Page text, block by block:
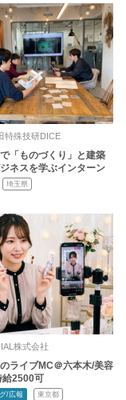
特殊技研DICE
「ものづくり」と建築
ネスを学ぶインターン
埼玉県
株式会社
ライブMC＠六本木/美容
給2500可
/広報 東京都